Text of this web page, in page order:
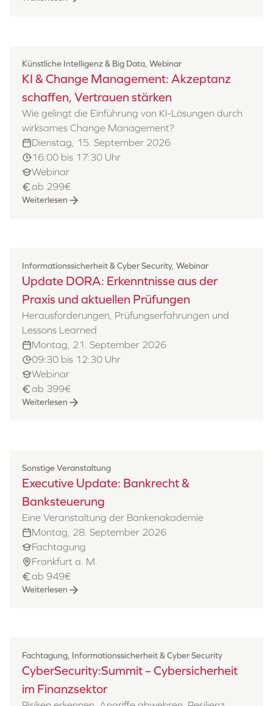
Künstliche Intelligenz & Big Data, Webinar
KI & Change Management: Akzeptanz
schaffen, Vertrauen stärken
Wie gelingt die Einführung von KI-Lösungen durch
wirksames Change Management?
Dienstag, 15. September 2026
16:00 bis 17:30 Uhr
Webinar
ab 299€
Weiterlesen
Informationssicherheit & Cyber Security, Webinar
Update DORA: Erkenntnisse aus der
Praxis und aktuellen Prüfungen
Herausforderungen, Prüfungserfahrungen und
Lessons Learned
Montag, 21. September 2026
09:30 bis 12:30 Uhr
Webinar
ab 399€
Weiterlesen
Sonstige Veranstaltung
Executive Update: Bankrecht &
Banksteuerung
Eine Veranstaltung der Bankenakademie
Montag, 28. September 2026
Fachtagung
Frankfurt a. M.
ab 949€
Weiterlesen
Fachtagung, Informationssicherheit & Cyber Security
CyberSecurity:Summit – Cybersicherheit
im Finanzsektor